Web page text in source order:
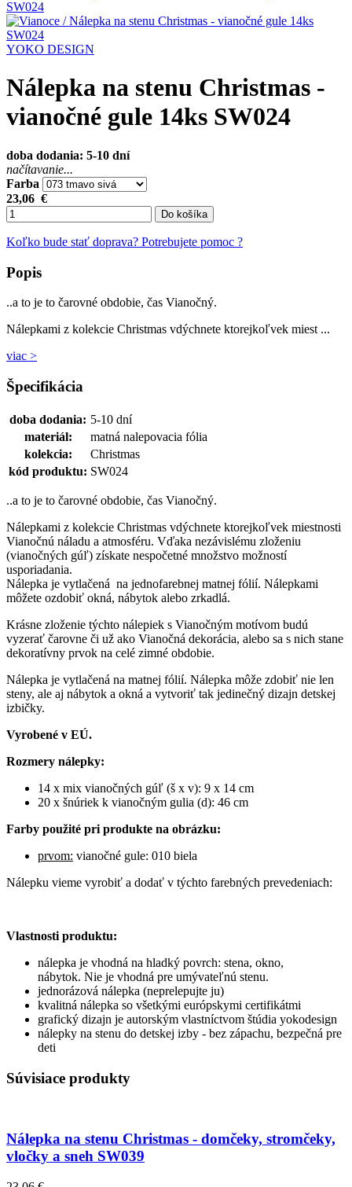
YOKO DESIGN
Nálepka na stenu Christmas -
vianočné gule 14ks SW024
doba dodania: 5-10 dní
načítavanie...
Farba
23,06 €
Do košíka
Koľko bude stať doprava? Potrebujete pomoc ?
Popis
..a to je to čarovné obdobie, čas Vianočný.
Nálepkami z kolekcie Christmas vdýchnete ktorejkoľvek miest ...
viac >
Špecifikácia
doba dodania: 5-10 dní
materiál:
matná nalepovacia fólia
kolekcia:
Christmas
kód produktu: SW024
..a to je to čarovné obdobie, čas Vianočný.
Nálepkami z kolekcie Christmas vdýchnete ktorejkoľvek miestnosti
Vianočnú náladu a atmosféru. Vďaka nezávislému zloženiu
(vianočných gúľ) získate nespočetné množstvo možností
usporiadania.
Nálepka je vytlačená na jednofarebnej matnej fólií. Nálepkami
môžete ozdobiť okná, nábytok alebo zrkadlá.
Krásne zloženie týchto nálepiek s Vianočným motívom budú
vyzerať čarovne či už ako Vianočná dekorácia, alebo sa s nich stane
dekoratívny prvok na celé zimné obdobie.
Nálepka je vytlačená na matnej fólií. Nálepka môže zdobiť nie len
steny, ale aj nábytok a okná a vytvoriť tak jedinečný dizajn detskej
izbičky.
Vyrobené v EÚ.
Rozmery nálepky:
14 x mix vianočných gúľ (š x v): 9 x 14 cm
20 x šnúriek k vianočným gulia (d): 46 cm
Farby použité pri produkte na obrázku:
prvom: vianočné gule: 010 biela
Nálepku vieme vyrobiť a dodať v týchto farebných prevedeniach:
Vlastnosti produktu:
nálepka je vhodná na hladký povrch: stena, okno,
nábytok. Nie je vhodná pre umývateľnú stenu.
jednorázová nálepka (neprelepujte ju)
kvalitná nálepka so všetkými európskymi certifikátmi
grafický dizajn je autorským vlastníctvom štúdia yokodesign
nálepky na stenu do detskej izby - bez zápachu, bezpečná pre
deti
Súvisiace produkty
Nálepka na stenu Christmas - domčeky, stromčeky,
vločky a sneh SW039